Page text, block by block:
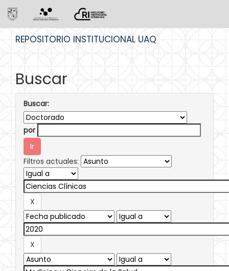
REPOSITORIO INSTITUCIONAL UAQ
Buscar
Buscar:
por
Filtros actuales: